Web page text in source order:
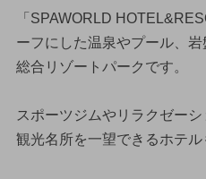
「SPAWORLD
ーフにした温泉やプール、
総合リゾートパークです。
スポーツジムやリラクゼーシ
観光名所を一望できるホテル